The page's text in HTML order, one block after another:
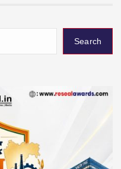
Search